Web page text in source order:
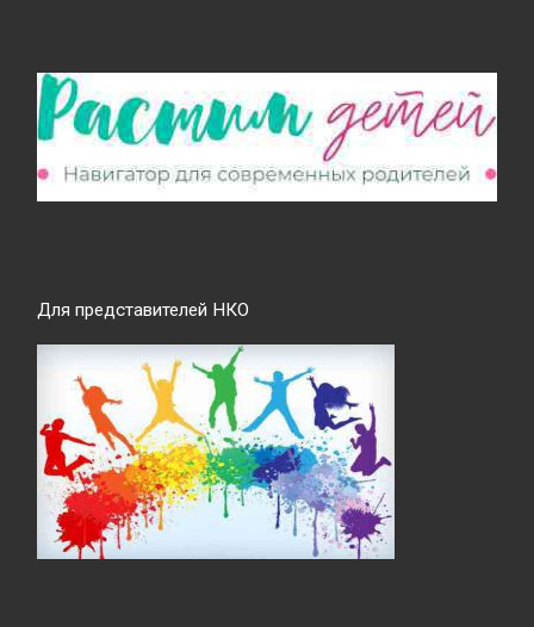
Для представителей НКО